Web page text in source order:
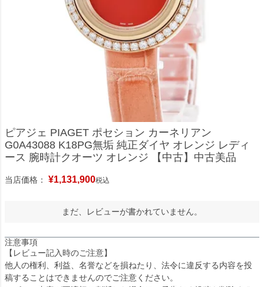
ピアジェ PIAGET ポセション カーネリアン
G0A43088 K18PG無垢 純正ダイヤ オレンジ レディ
ース 腕時計クオーツ オレンジ 【中古】中古美品
当店価格： ¥1,131,900税込
まだ、レビューが書かれていません。
注意事項
【レビュー記入時のご注意】
他人の権利、利益、名誉などを損ねたり、法令に違反する内容を投
稿することはできませんのでご注意ください。